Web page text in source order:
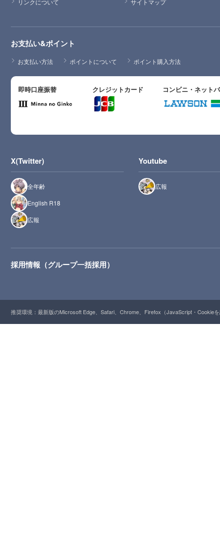
リンクについて
サイトマップ
お支払い&ポイント
お支払い方法 ポイントについて ポイント購入方法
即時口座振替 クレジットカード コンビニ・ネット
X(Twitter)
全年齢
English R18
広報
Youtube
広報
採用情報（グループ一括採用）
推奨環境：最新版のMicrosoft Edge、Safari、Chrome、Firefox（JavaScript・Cookie